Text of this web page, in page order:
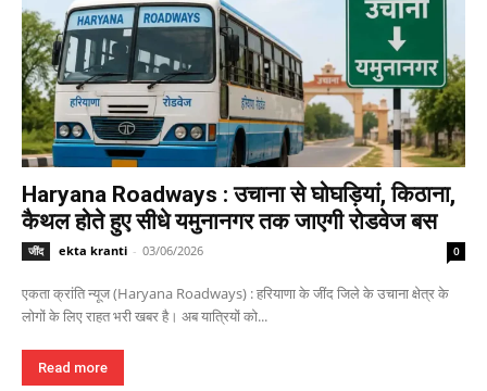
Haryana Roadways : उचाना से घोघड़ियां, किठाना,
कैथल होते हुए सीधे यमुनानगर तक जाएगी रोडवेज बस
जींद ekta kranti - 03/06/2026 0
एकता क्रांति न्यूज (Haryana Roadways) : हरियाणा के जींद जिले के उचाना क्षेत्र के
लोगों के लिए राहत भरी खबर है। अब यात्रियों को...
Read more